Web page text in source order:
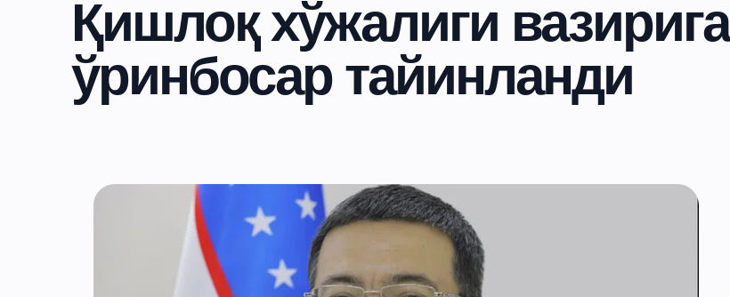
Қишлоқ хўжалиги вазирига
ўринбосар тайинланди